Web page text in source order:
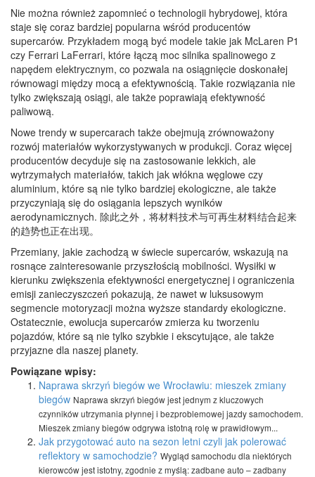
Nie można również zapomnieć o technologii hybrydowej, która
staje się coraz bardziej popularna wśród producentów
supercarów. Przykładem mogą być modele takie jak McLaren P1
czy Ferrari LaFerrari, które łączą moc silnika spalinowego z
napędem elektrycznym, co pozwala na osiągnięcie doskonałej
równowagi między mocą a efektywnością. Takie rozwiązania nie
tylko zwiększają osiągi, ale także poprawiają efektywność
paliwową.
Nowe trendy w supercarach także obejmują zrównoważony
rozwój materiałów wykorzystywanych w produkcji. Coraz więcej
producentów decyduje się na zastosowanie lekkich, ale
wytrzymałych materiałów, takich jak włókna węglowe czy
aluminium, które są nie tylko bardziej ekologiczne, ale także
przyczyniają się do osiągania lepszych wyników
aerodynamicznych. 除此之外，将材料技术与可再生材料结合起来
的趋势也正在出现。
Przemiany, jakie zachodzą w świecie supercarów, wskazują na
rosnące zainteresowanie przyszłością mobilności. Wysiłki w
kierunku zwiększenia efektywności energetycznej i ograniczenia
emisji zanieczyszczeń pokazują, że nawet w luksusowym
segmencie motoryzacji można wyższe standardy ekologiczne.
Ostatecznie, ewolucja supercarów zmierza ku tworzeniu
pojazdów, które są nie tylko szybkie i ekscytujące, ale także
przyjazne dla naszej planety.
Powiązane wpisy:
Naprawa skrzyń biegów we Wrocławiu: mieszek zmiany
biegów Naprawa skrzyń biegów jest jednym z kluczowych
czynników utrzymania płynnej i bezproblemowej jazdy samochodem.
Mieszek zmiany biegów odgrywa istotną rolę w prawidłowym...
Jak przygotować auto na sezon letni czyli jak polerować
reflektory w samochodzie? Wygląd samochodu dla niektórych
kierowców jest istotny, zgodnie z myślą: zadbane auto – zadbany